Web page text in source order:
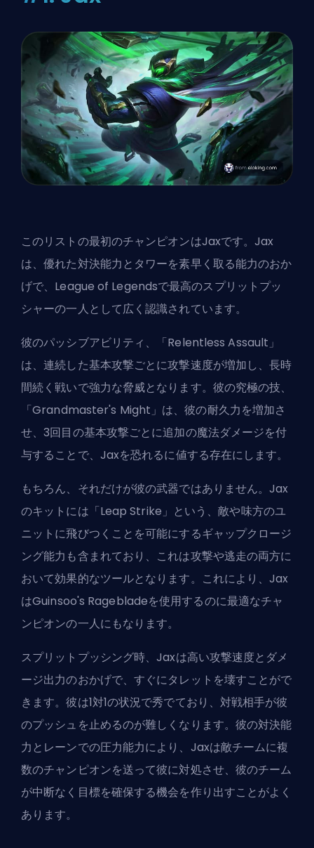
このリストの最初のチャンピオンはJaxです。Jax
は、優れた対決能力とタワーを素早く取る能力のおか
げで、League of Legendsで最高のスプリットプッ
シャーの一人として広く認識されています。
彼のパッシブアビリティ、「Relentless Assault」
は、連続した基本攻撃ごとに攻撃速度が増加し、長時
間続く戦いで強力な脅威となります。彼の究極の技、
「Grandmaster's Might」は、彼の耐久力を増加さ
せ、3回目の基本攻撃ごとに追加の魔法ダメージを付
与することで、Jaxを恐れるに値する存在にします。
もちろん、それだけが彼の武器ではありません。Jax
のキットには「Leap Strike」という、敵や味方のユ
ニットに飛びつくことを可能にするギャップクロージ
ング能力も含まれており、これは攻撃や逃走の両方に
おいて効果的なツールとなります。これにより、Jax
はGuinsoo's Ragebladeを使用するのに最適なチャ
ンピオンの一人にもなります。
スプリットプッシング時、Jaxは高い攻撃速度とダメ
ージ出力のおかげで、すぐにタレットを壊すことがで
きます。彼は1対1の状況で秀でており、対戦相手が彼
のプッシュを止めるのが難しくなります。彼の対決能
力とレーンでの圧力能力により、Jaxは敵チームに複
数のチャンピオンを送って彼に対処させ、彼のチーム
が中断なく目標を確保する機会を作り出すことがよく
あります。